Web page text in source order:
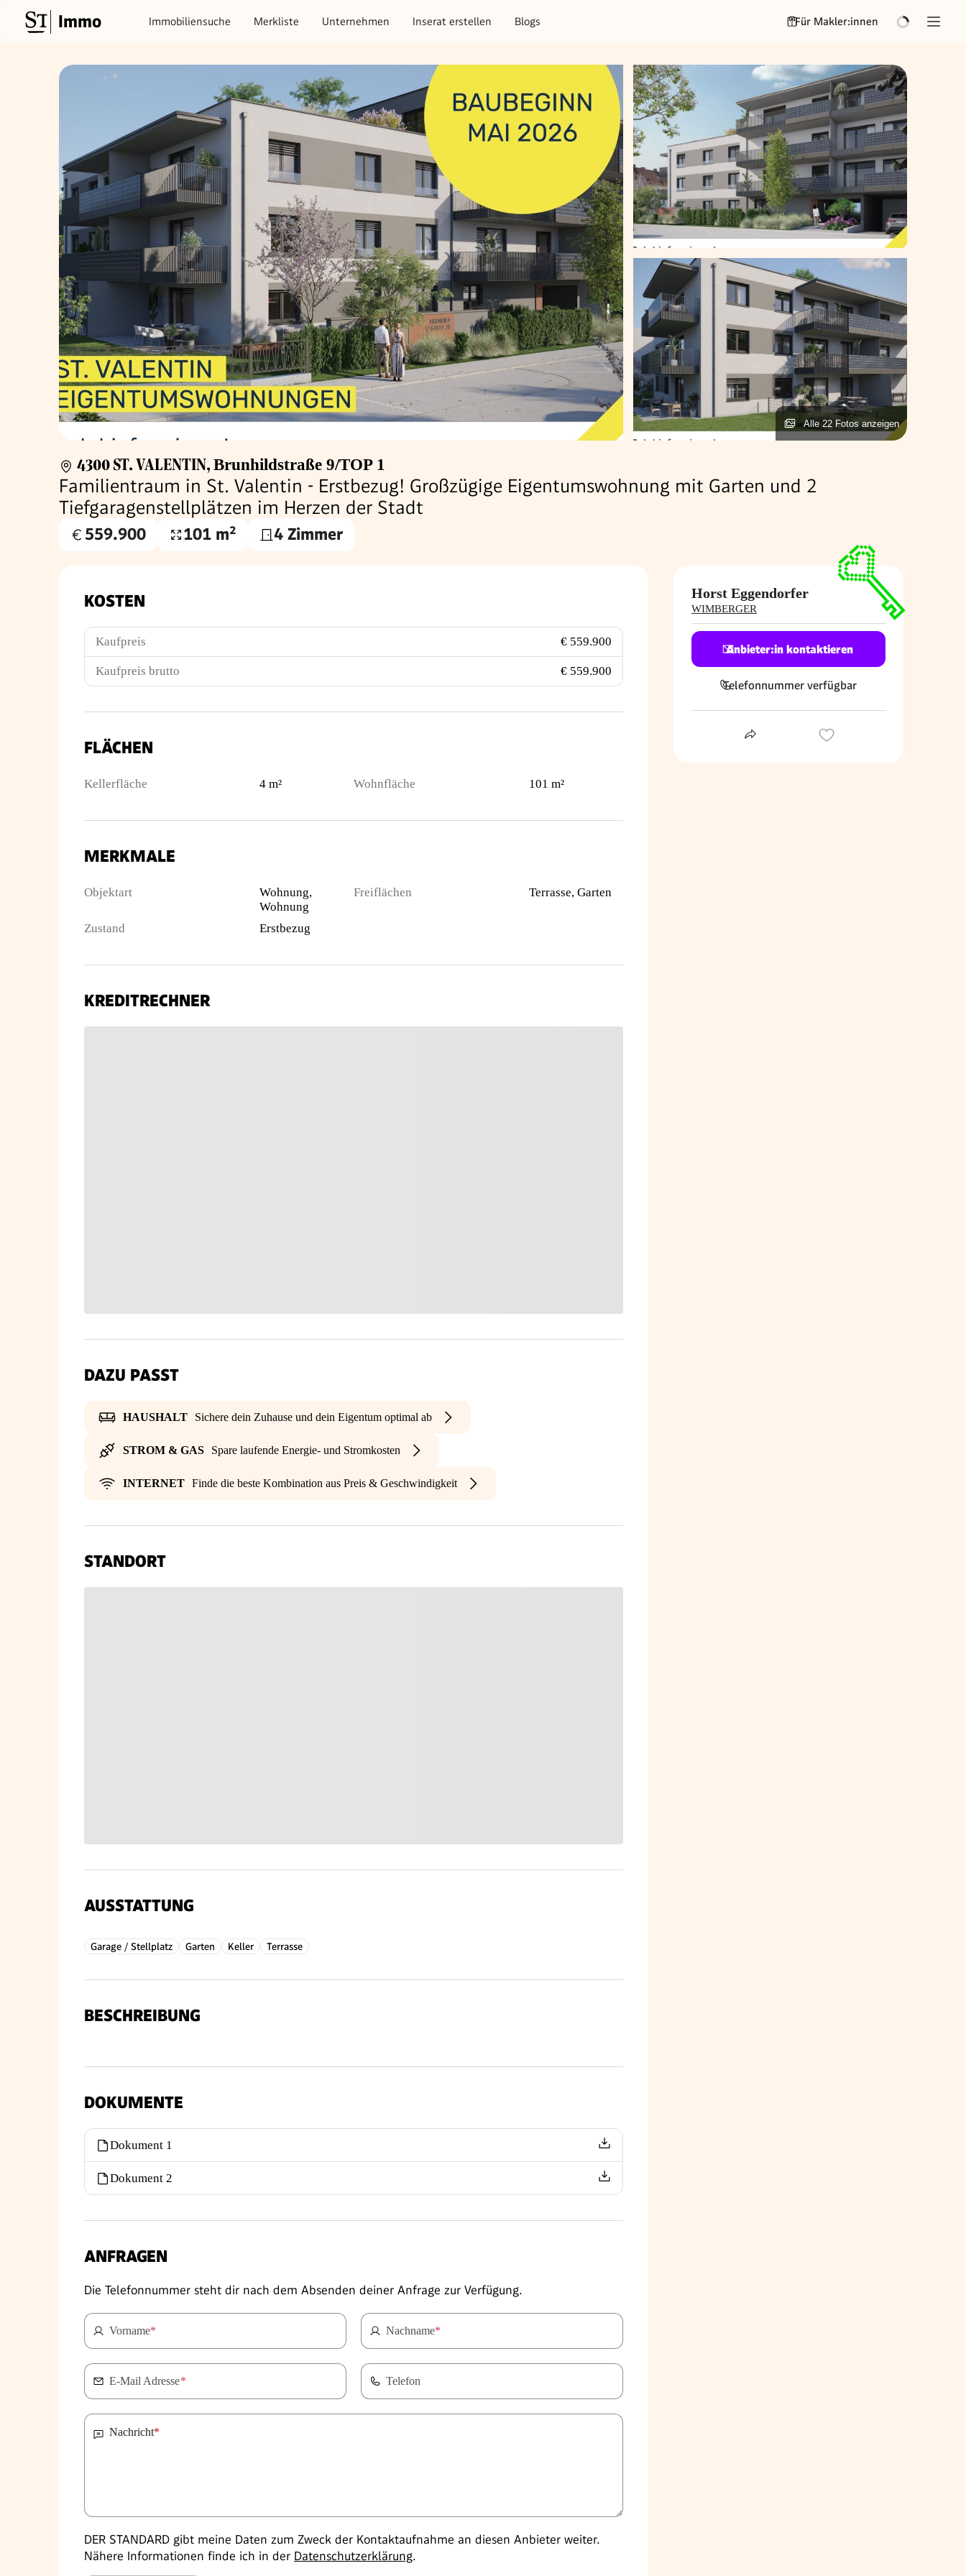
Immo Immobiliensuche Merkliste Unternehmen Inserat erstellen Blogs Für Makler:innen
Alle 22 Fotos anzeigen
4300 ST. VALENTIN, Brunhildstraße 9/TOP 1
Familientraum in St. Valentin - Erstbezug! Großzügige Eigentumswohnung mit Garten und 2
Tiefgaragenstellplätzen im Herzen der Stadt
Kaufpreis
559.900
Wohnfläche
101 m² 4 Zimmer
KOSTEN
Kaufpreis € 559.900
Kaufpreis brutto € 559.900
FLÄCHEN
Kellerfläche 4 m² Wohnfläche 101 m²
MERKMALE
Objektart
Wohnung,
Wohnung
Zustand
Erstbezug
Freiflächen Terrasse, Garten
KREDITRECHNER
DAZU PASST
HAUSHALT Sichere dein Zuhause und dein Eigentum optimal ab
STROM & GAS Spare laufende Energie- und Stromkosten
INTERNET Finde die beste Kombination aus Preis & Geschwindigkeit
STANDORT
AUSSTATTUNG
Garage / Stellplatz Garten Keller Terrasse
BESCHREIBUNG
DOKUMENTE
Dokument 1
Dokument 2
ANFRAGEN
Die Telefonnummer steht dir nach dem Absenden deiner Anfrage zur Verfügung.
Vorname* Nachname*
E-Mail Adresse* Telefon
Nachricht*
DER STANDARD gibt meine Daten zum Zweck der Kontaktaufnahme an diesen Anbieter weiter.
Nähere Informationen finde ich in der Datenschutzerklärung.
Horst Eggendorfer
WIMBERGER
Anbieter:in kontaktieren
Telefonnummer verfügbar